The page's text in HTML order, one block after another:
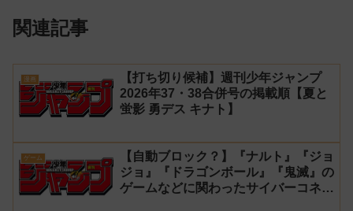
関連記事
漫画
【打ち切り候補】週刊少年ジャンプ
2026年37・38合併号の掲載順【夏と
蛍影 勇デス キナト】
ゲーム
【自動ブロック？】『ナルト』『ジョ
ジョ』『ドラゴンボール』『鬼滅』の
ゲームなどに関わったサイバーコネク